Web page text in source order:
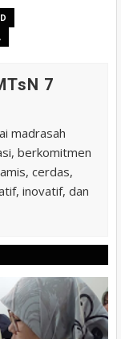
7
madrasah
berkomitmen
cerdas,
inovatif, dan